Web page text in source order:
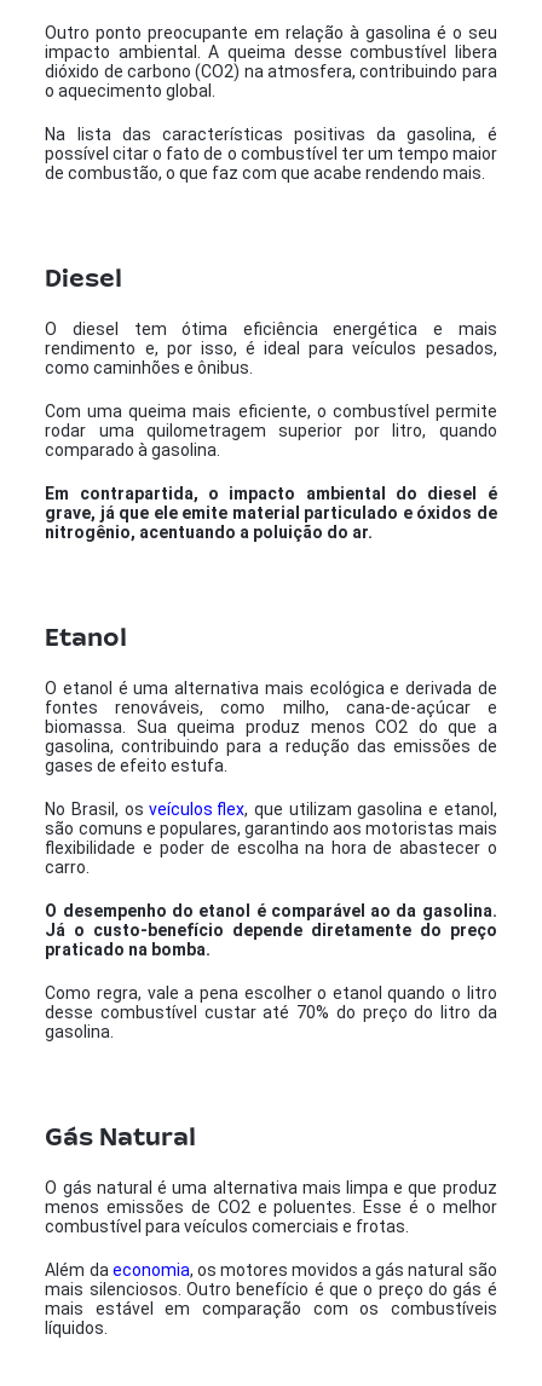
Outro ponto preocupante em relação à gasolina é o seu
impacto ambiental. A queima desse combustível libera
dióxido de carbono (CO2) na atmosfera, contribuindo para
o aquecimento global.
Na lista das características positivas da gasolina, é
possível citar o fato de o combustível ter um tempo maior
de combustão, o que faz com que acabe rendendo mais.
Diesel
O diesel tem ótima eficiência energética e mais
rendimento e, por isso, é ideal para veículos pesados,
como caminhões e ônibus.
Com uma queima mais eficiente, o combustível permite
rodar uma quilometragem superior por litro, quando
comparado à gasolina.
Em contrapartida, o impacto ambiental do diesel é
grave, já que ele emite material particulado e óxidos de
nitrogênio, acentuando a poluição do ar.
Etanol
O etanol é uma alternativa mais ecológica e derivada de
fontes renováveis, como milho, cana-de-açúcar e
biomassa. Sua queima produz menos CO2 do que a
gasolina, contribuindo para a redução das emissões de
gases de efeito estufa.
No Brasil, osveículos flex, que utilizam gasolina e etanol,
são comuns e populares, garantindo aos motoristas mais
flexibilidade e poder de escolha na hora de abastecer o
carro.
O desempenho do etanol é comparável ao da gasolina.
Já o custo-benefício depende diretamente do preço
praticado na bomba.
Como regra, vale a pena escolher o etanol quando o litro
desse combustível custar até 70% do preço do litro da
gasolina.
Gás Natural
O gás natural é uma alternativa mais limpa e que produz
menos emissões de CO2 e poluentes. Esse é o melhor
combustível para veículos comerciais e frotas.
Além da economia, os motores movidos a gás natural são
mais silenciosos. Outro benefício é que o preço do gás é
mais estável em comparação com os combustíveis
líquidos.